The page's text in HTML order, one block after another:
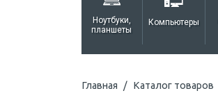
Ноутбуки,
планшеты
Компьютеры
Главная Каталог товаров